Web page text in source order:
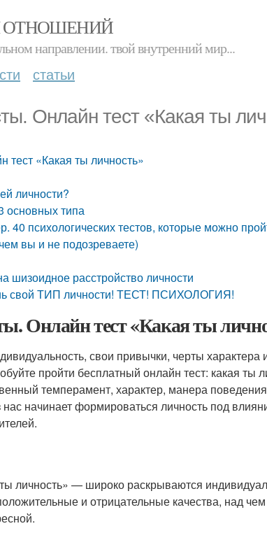
ОТНОШЕНИЙ
направлении. твой внутренний мир...
статьи
Онлайн тест «Какая ты
тест «Какая ты личность»
личности?
основных типа
40 психологических тестов, которые можно
вы и не подозреваете)
шизоидное расстройство личности
свой ТИП личности! ТЕСТ! ПСИХОЛОГИЯ!
Онлайн тест «Какая ты
свои привычки, черты
пройти бесплатный онлайн тест: какая ты
темперамент, характер, манера
начинает формироваться личность под
личность» — широко раскрываются
и отрицательные качества, над